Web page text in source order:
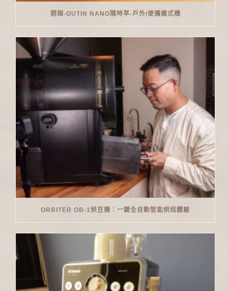
開箱-OUTIN NANO隨時萃-戶外/便攜義式機
ORBITER OB-1烘豆機：一鍵全自動智能烘焙體驗